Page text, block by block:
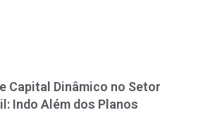
Capital Dinâmico no Setor
Indo Além dos Planos